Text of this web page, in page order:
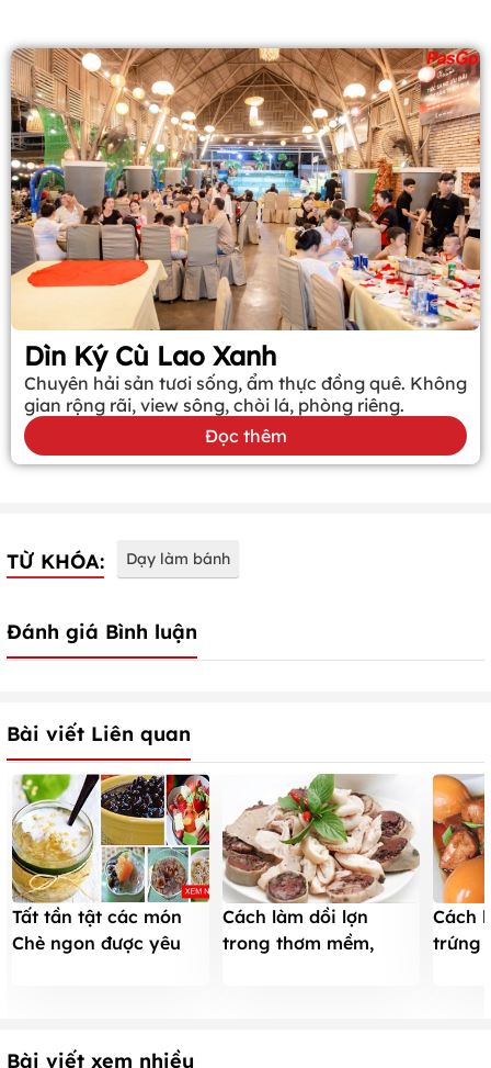
Dìn Ký Cù Lao Xanh
Chuyên hải sản tươi sống, ẩm thực đồng quê. Không
gian rộng rãi, view sông, chòi lá, phòng riêng.
Đọc thêm
TỪ KHÓA: Dạy làm bánh
Đánh giá Bình luận
Bài viết Liên quan
Tất tần tật các món
Chè ngon được yêu
Cách làm dồi lợn
trong thơm mềm,
Cách
trứng
Bài viết xem nhiều